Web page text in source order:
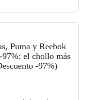
Puma y Reebok
el chollo más
-97%)